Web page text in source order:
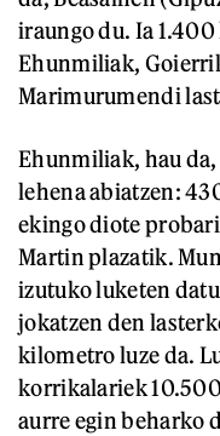
iraungo du. Ia
Ehunmiliak,
Marimurumendi
Ehunmiliak, hau da,
lehena abiatzen:
ekingo diote
Martin plazatik.
izutuko luketen
jokatzen den
kilometro luze da.
korrikalariek
aurre egin beharko